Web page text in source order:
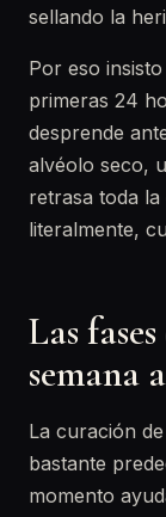
sellando la
Por eso
primeras 24
desprende
alvéolo seco,
retrasa toda
literalmente,
Las
semana
La curación
bastante
momento